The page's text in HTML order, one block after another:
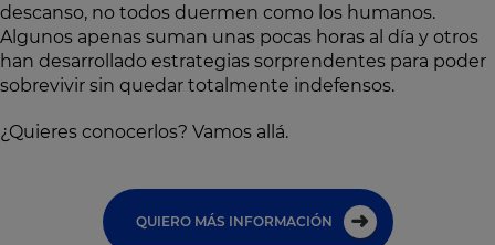
descanso, no todos duermen como los humanos.
Algunos apenas suman unas pocas horas al día y otros
han desarrollado estrategias sorprendentes para poder
sobrevivir sin quedar totalmente indefensos.
¿Quieres conocerlos? Vamos allá.
QUIERO MÁS INFORMACIÓN